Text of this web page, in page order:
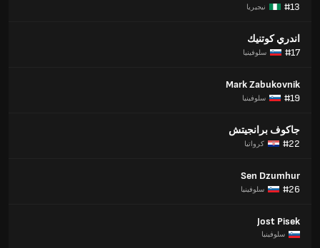
#13
نيجيريا
اندري كوتنيك
#17
سلوفينيا
Mark Zabukovnik
#19
سلوفينيا
جاكوف برانجيتش
#22
كرواتيا
Sen Dzumhur
#26
سلوفينيا
Jost Pisek
سلوفينيا